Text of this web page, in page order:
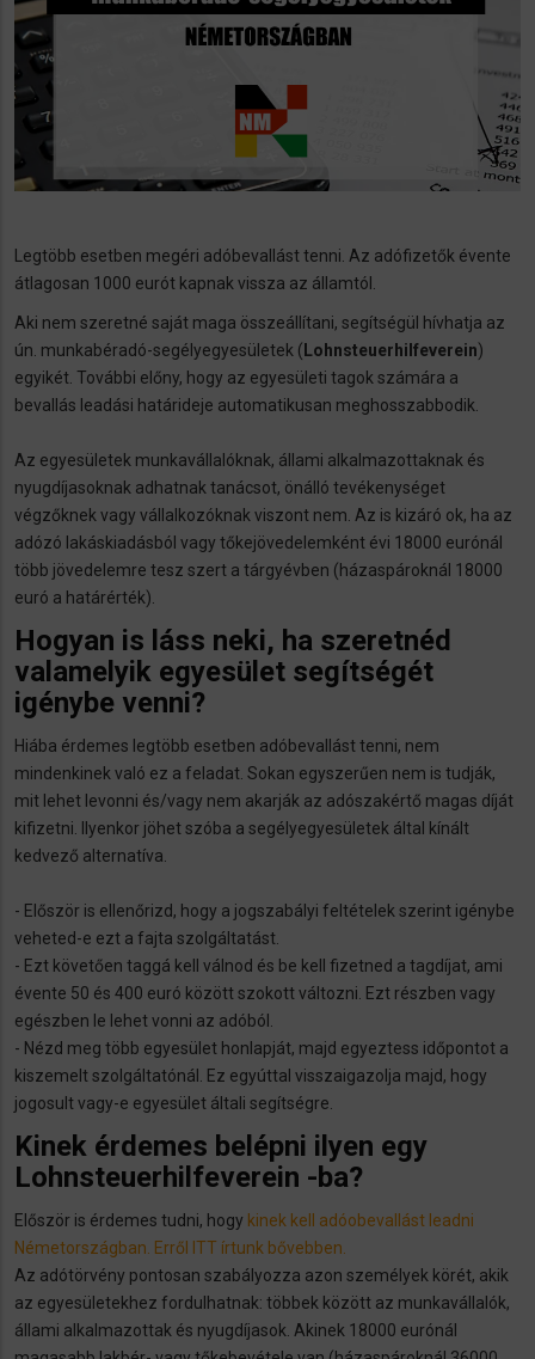
Legtöbb esetben megéri adóbevallást tenni. Az adófizetők évente
átlagosan 1000 eurót kapnak vissza az államtól.
Aki nem szeretné saját maga összeállítani, segítségül hívhatja az
ún. munkabéradó-segélyegyesületek (Lohnsteuerhilfeverein)
egyikét. További előny, hogy az egyesületi tagok számára a
bevallás leadási határideje automatikusan meghosszabbodik.
Az egyesületek munkavállalóknak, állami alkalmazottaknak és
nyugdíjasoknak adhatnak tanácsot, önálló tevékenységet
végzőknek vagy vállalkozóknak viszont nem. Az is kizáró ok, ha az
adózó lakáskiadásból vagy tőkejövedelemként évi 18000 eurónál
több jövedelemre tesz szert a tárgyévben (házaspároknál 18000
euró a határérték).
Hogyan is láss neki, ha szeretnéd
valamelyik egyesület segítségét
igénybe venni?
Hiába érdemes legtöbb esetben adóbevallást tenni, nem
mindenkinek való ez a feladat. Sokan egyszerűen nem is tudják,
mit lehet levonni és/vagy nem akarják az adószakértő magas díját
kifizetni. Ilyenkor jöhet szóba a segélyegyesületek által kínált
kedvező alternatíva.
- Először is ellenőrizd, hogy a jogszabályi feltételek szerint igénybe
veheted-e ezt a fajta szolgáltatást.
- Ezt követően taggá kell válnod és be kell fizetned a tagdíjat, ami
évente 50 és 400 euró között szokott változni. Ezt részben vagy
egészben le lehet vonni az adóból.
- Nézd meg több egyesület honlapját, majd egyeztess időpontot a
kiszemelt szolgáltatónál. Ez egyúttal visszaigazolja majd, hogy
jogosult vagy-e egyesület általi segítségre.
Kinek érdemes belépni ilyen egy
Lohnsteuerhilfeverein -ba?
Először is érdemes tudni, hogy kinek kell adóobevallást leadni
Németországban. Erről ITT írtunk bővebben.
Az adótörvény pontosan szabályozza azon személyek körét, akik
az egyesületekhez fordulhatnak: többek között az munkavállalók,
állami alkalmazottak és nyugdíjasok. Akinek 18000 eurónál